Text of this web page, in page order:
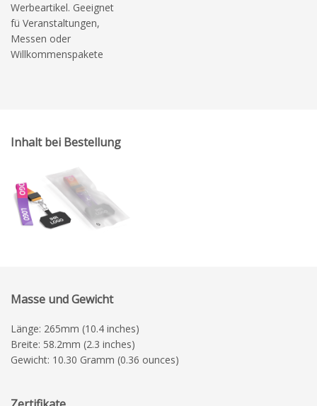
Werbeartikel. Geeignet
fü Veranstaltungen,
Messen oder
Willkommenspakete
Inhalt bei Bestellung
Masse und Gewicht
Länge: 265mm (10.4 inches)
Breite: 58.2mm (2.3 inches)
Gewicht: 10.30 Gramm (0.36 ounces)